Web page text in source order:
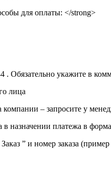
для оплаты: </strong>
. Обязательно укажите в
лица
компании – запросите у
в назначении платежа в
” и номер заказа (пример